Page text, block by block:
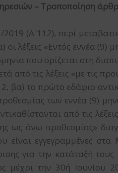
– Τροποποίηση
(Α΄ 112), περί
λέξεις «Εντός εννέα
που ορίζεται στη
από τις λέξεις «με τις
βα) το πρώτο εδάφιο
των εννέα (9)
από τις
ως άνω προθεσμίας»
είναι εγγεγραμμένες
για την κατάταξή
μέχρι την 30ή Ιουνίου